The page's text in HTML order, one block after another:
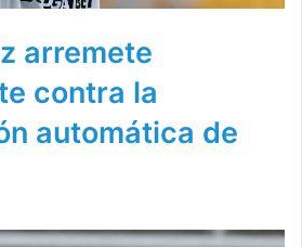
arremete
contra la
automática de